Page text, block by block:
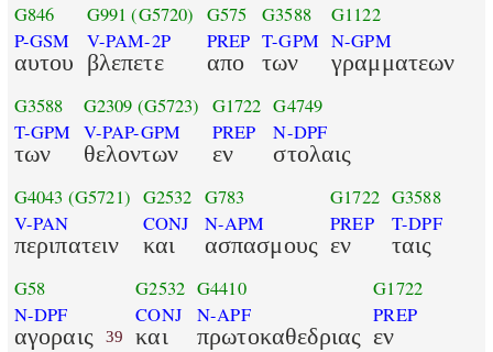
G846
P-GSM
αυτου
G991 (G5720)
V-PAM-2P
βλεπετε
G575
PREP
απο
G3588
T-GPM
των
G1122
N-GPM
γραμματεων
G3588
T-GPM
των
G2309 (G5723)
V-PAP-GPM
θελοντων
G1722
PREP
εν
G4749
N-DPF
στολαις
G4043 (G5721)
V-PAN
περιπατειν
G2532
CONJ
και
G783
N-APM
ασπασμους
G1722
PREP
εν
G3588
T-DPF
ταις
G58
N-DPF
αγοραις 39
G2532
CONJ
και
G4410
N-APF
πρωτοκαθεδριας
G1722
PREP
εν